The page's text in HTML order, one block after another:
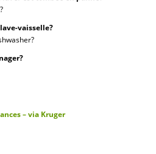
vaisselle?
– via Kruger